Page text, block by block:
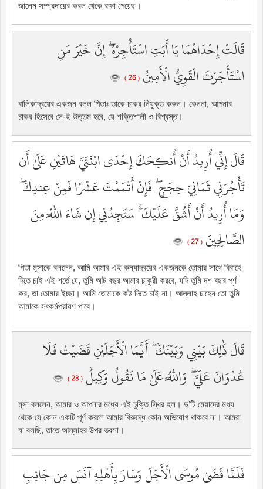
জালেম সম্প্রদায়ের কবল থেকে রক্ষা পেয়েছ।
قَالَتْ إِحْدَاهُمَا يَا أَبَتِ اسْتَأْجِرْهُ ۖ إِنَّ خَيْرَ مَنِ
اسْتَأْجَرْتَ الْقَوِيُّ الْأَمِينُ ( 26 )
বালিকাদ্বয়ের একজন বলল পিতাঃ তাকে চাকর নিযুক্ত করুন। কেননা, আপনার
চাকর হিসেবে সে-ই উত্তম হবে, যে শক্তিশালী ও বিশ্বস্ত।
قَالَ إِنِّي أُرِيدُ أَنْ أُنكِحَكَ إِحْدَى ابْنَتَيَّ هَاتَيْنِ عَلَىٰ أَن
تَأْجُرَنِي ثَمَانِيَ حِجَجٍ ۖ فَإِنْ أَتْمَمْتَ عَشْرًا فَمِنْ عِندِكَ ۖ
وَمَا أُرِيدُ أَنْ أَشُقَّ عَلَيْكَ ۚ سَتَجِدُنِي إِن شَاءَ اللَّهُ مِنَ
الصَّالِحِينَ ( 27 )
পিতা মূসাকে বললেন, আমি আমার এই কন্যাদ্বয়ের একজনকে তোমার সাথে বিবাহে
দিতে চাই এই শর্তে যে, তুমি আট বছর আমার চাকুরী করবে, যদি তুমি দশ বছর পূর্ণ
কর, তা তোমার ইচ্ছা। আমি তোমাকে কষ্ট দিতে চাই না। আল্লাহ চাহেন তো তুমি
আমাকে সৎকর্মপরায়ণ পাবে।
قَالَ ذَٰلِكَ بَيْنِي وَبَيْنَكَ ۖ أَيَّمَا الْأَجَلَيْنِ قَضَيْتُ فَلَا
عُدْوَانَ عَلَيَّ ۖ وَاللَّهُ عَلَىٰ مَا نَقُولُ وَكِيلٌ ( 28 )
মূসা বললেন, আমার ও আপনার মধ্যে এই চুক্তি স্থির হল। দু’টি মেয়াদের মধ্য
থেকে যে কোন একটি পূর্ণ করলে আমার বিরুদ্ধে কোন অভিযোগ থাকবে না। আমরা
যা বলছি, তাতে আল্লাহর উপর ভরসা।
فَلَمَّا قَضَىٰ مُوسَى الْأَجَلَ وَسَارَ بِأَهْلِهِ آنَسَ مِن جَانِبِ